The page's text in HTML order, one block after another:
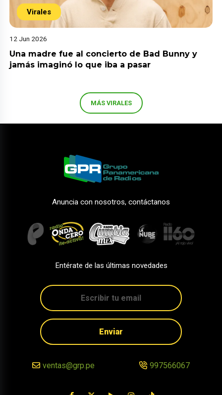
Virales
12 Jun 2026
Una madre fue al concierto de Bad Bunny y
jamás imaginó lo que iba a pasar
MÁS VIRALES
Anuncia con nosotros, contáctanos
Entérate de las últimas novedades
Enviar
ventas@grp.pe 997566067